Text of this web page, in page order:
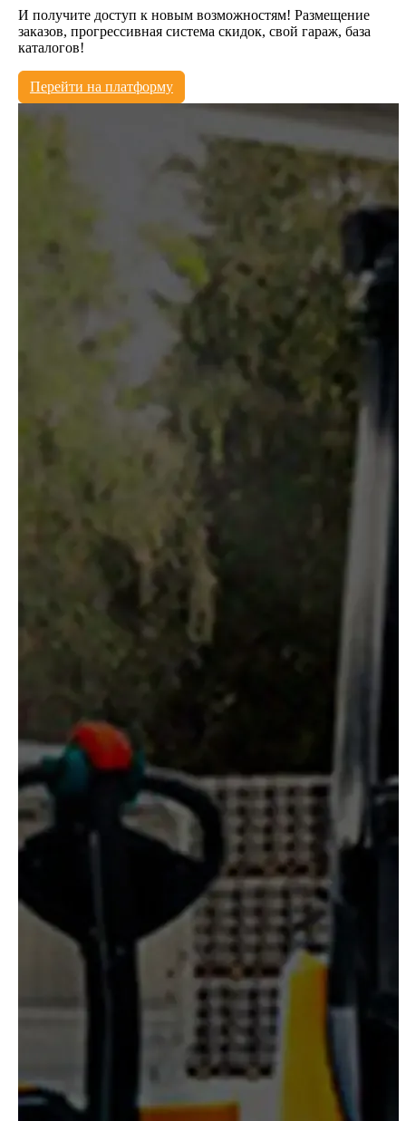
И получите доступ к новым возможностям! Размещение
заказов, прогрессивная система скидок, свой гараж, база
каталогов!
Перейти на платформу